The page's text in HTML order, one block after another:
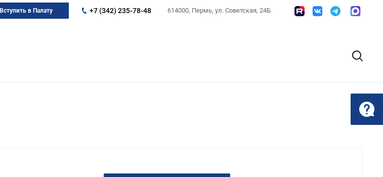
614000, Пермь, ул. Советская, 24Б
+7 (342) 235-78-48
Вступить в Палату